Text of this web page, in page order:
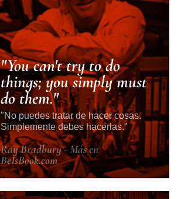
You can't try to do
things; you simply must
do them.
No puedes tratar de hacer cosas.
Simplemente debes hacerlas.
Ray Bradbury - Más en
BeIsBook.com